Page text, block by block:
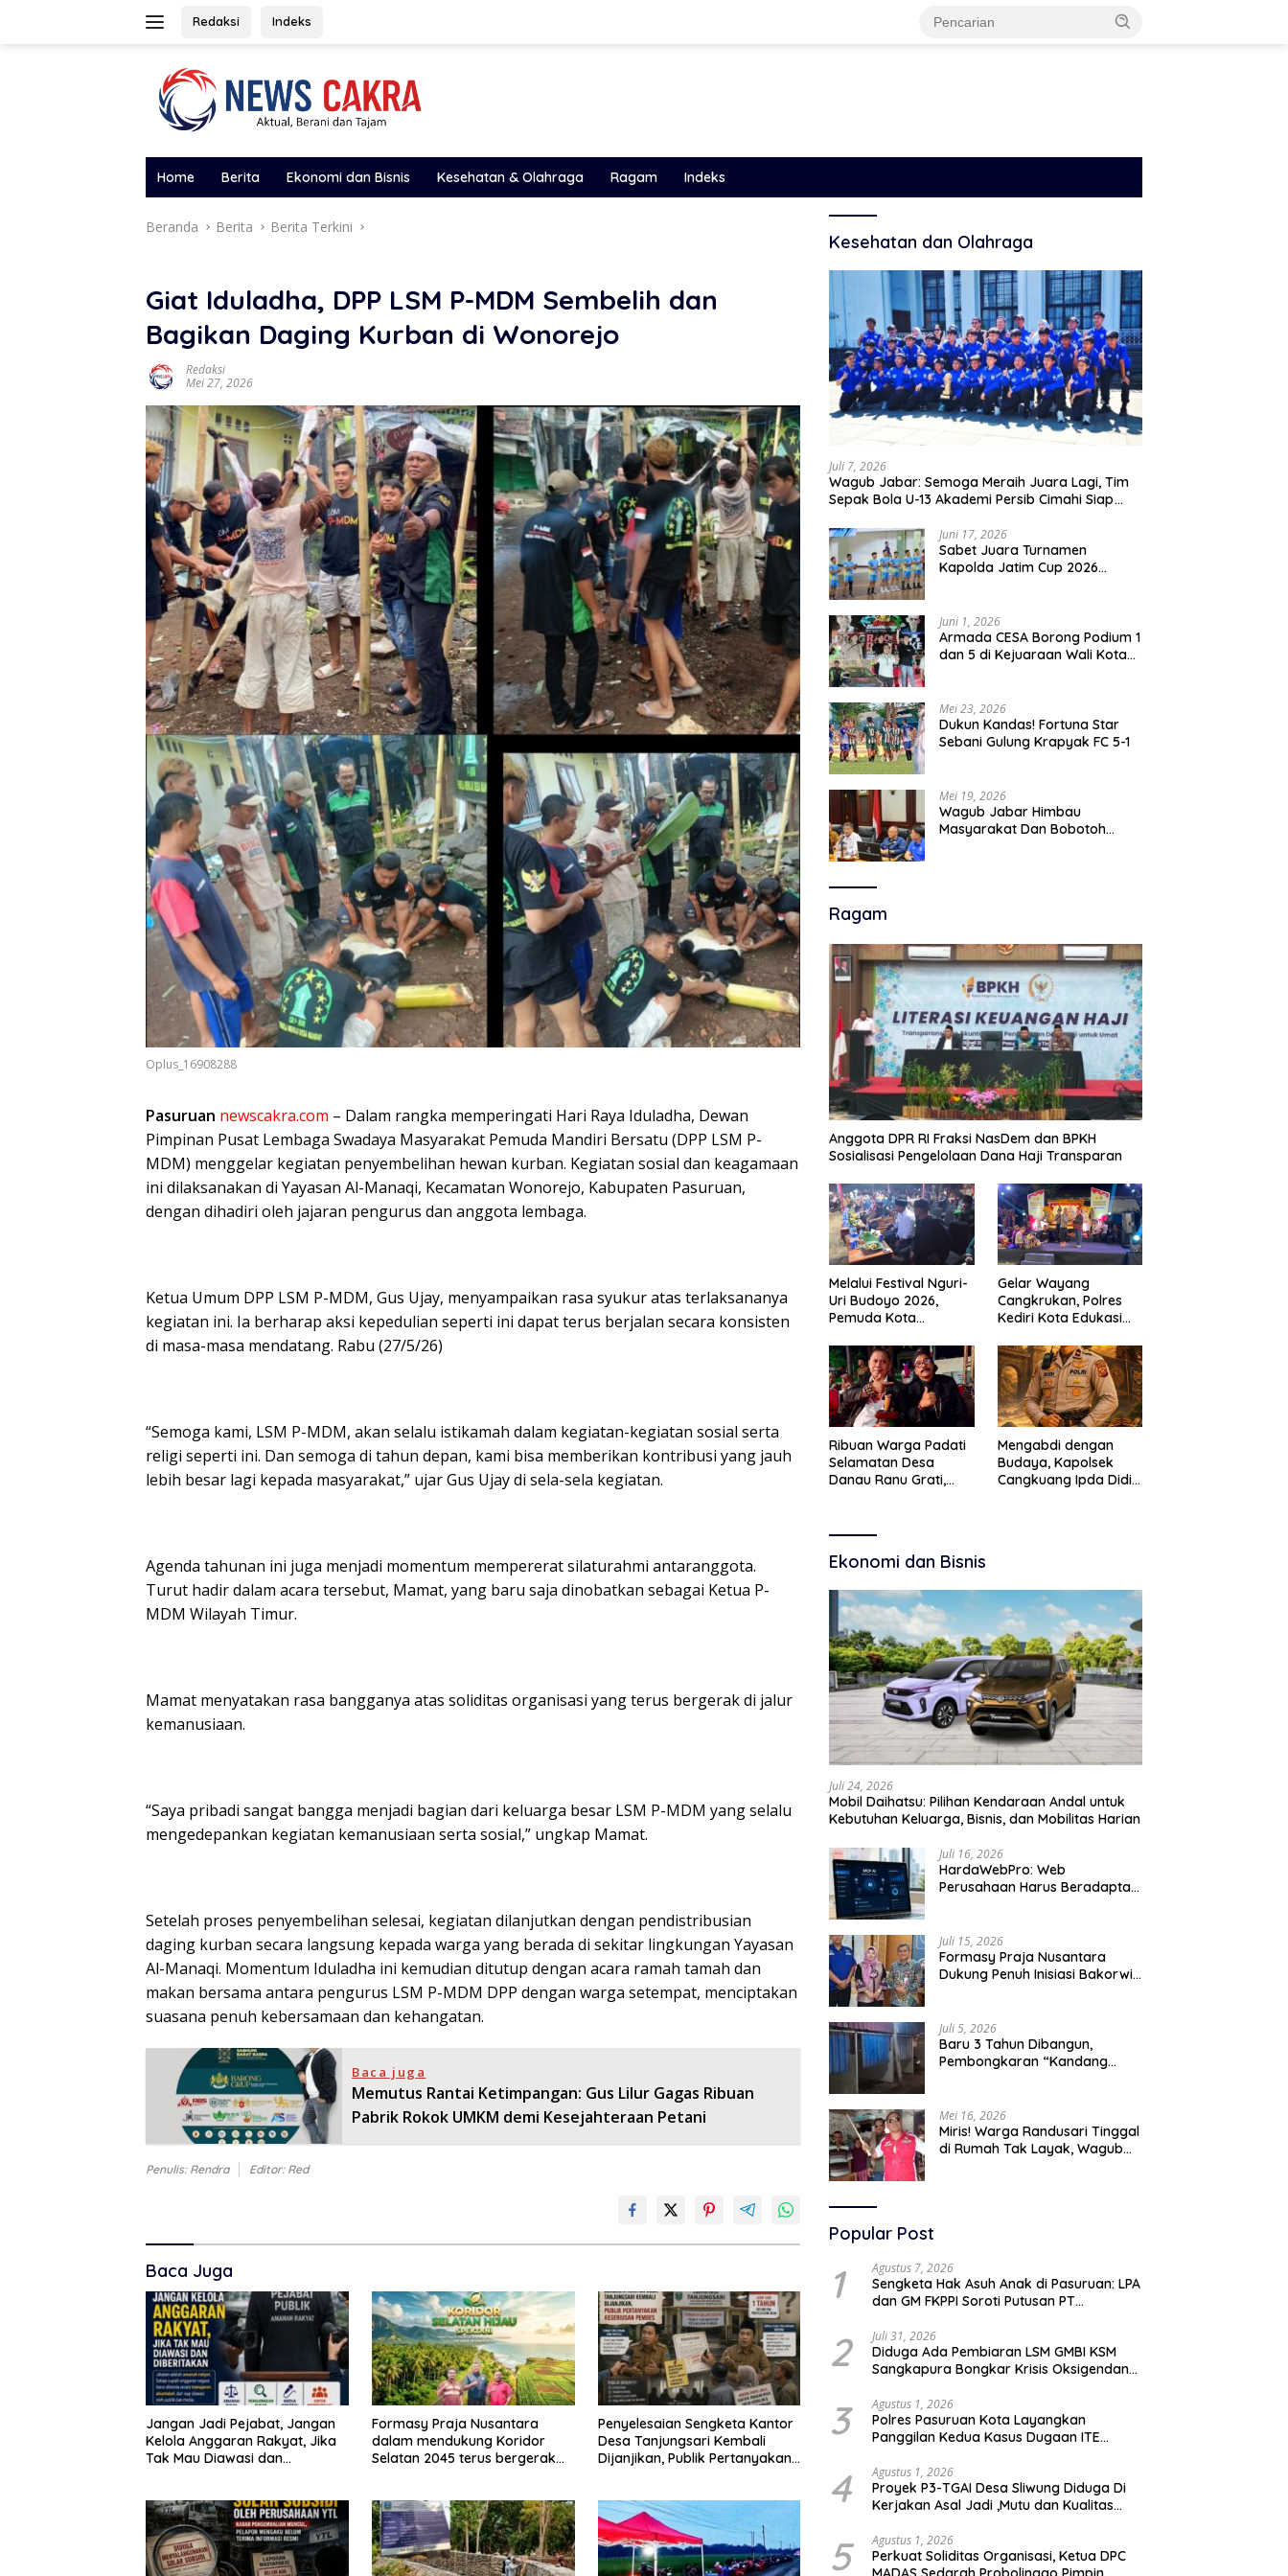
Redaksi Indeks
Home Berita Ekonomi dan Bisnis Kesehatan & Olahraga Ragam Indeks
Beranda Berita Berita Terkini
Giat Iduladha, DPP LSM P-MDM Sembelih dan
Bagikan Daging Kurban di Wonorejo
Redaksi
Mei 27, 2026
Oplus_16908288
Pasuruan newscakra.com – Dalam rangka memperingati Hari Raya Iduladha, Dewan
Pimpinan Pusat Lembaga Swadaya Masyarakat Pemuda Mandiri Bersatu (DPP LSM P-
MDM) menggelar kegiatan penyembelihan hewan kurban. Kegiatan sosial dan keagamaan
ini dilaksanakan di Yayasan Al-Manaqi, Kecamatan Wonorejo, Kabupaten Pasuruan,
dengan dihadiri oleh jajaran pengurus dan anggota lembaga.
Ketua Umum DPP LSM P-MDM, Gus Ujay, menyampaikan rasa syukur atas terlaksananya
kegiatan ini. Ia berharap aksi kepedulian seperti ini dapat terus berjalan secara konsisten
di masa-masa mendatang. Rabu (27/5/26)
“Semoga kami, LSM P-MDM, akan selalu istikamah dalam kegiatan-kegiatan sosial serta
religi seperti ini. Dan semoga di tahun depan, kami bisa memberikan kontribusi yang jauh
lebih besar lagi kepada masyarakat,” ujar Gus Ujay di sela-sela kegiatan.
Agenda tahunan ini juga menjadi momentum mempererat silaturahmi antaranggota.
Turut hadir dalam acara tersebut, Mamat, yang baru saja dinobatkan sebagai Ketua P-
MDM Wilayah Timur.
Mamat menyatakan rasa bangganya atas soliditas organisasi yang terus bergerak di jalur
kemanusiaan.
“Saya pribadi sangat bangga menjadi bagian dari keluarga besar LSM P-MDM yang selalu
mengedepankan kegiatan kemanusiaan serta sosial,” ungkap Mamat.
Setelah proses penyembelihan selesai, kegiatan dilanjutkan dengan pendistribusian
daging kurban secara langsung kepada warga yang berada di sekitar lingkungan Yayasan
Al-Manaqi. Momentum Iduladha ini kemudian ditutup dengan acara ramah tamah dan
makan bersama antara pengurus LSM P-MDM DPP dengan warga setempat, menciptakan
suasana penuh kebersamaan dan kehangatan.
Baca juga
​Memutus Rantai Ketimpangan: Gus Lilur Gagas Ribuan
Pabrik Rokok UMKM demi Kesejahteraan Petani
Penulis: Rendra Editor: Red
Baca Juga
Jangan Jadi Pejabat, Jangan
Kelola Anggaran Rakyat, Jika
Tak Mau Diawasi dan
Formasy Praja Nusantara
dalam mendukung Koridor
Selatan 2045 terus bergerak
SPEKTANI
Penyelesaian Sengketa Kantor
Desa Tanjungsari Kembali
Dijanjikan, Publik Pertanyakan
Kesehatan dan Olahraga
Juli 7, 2026
Wagub Jabar: Semoga Meraih Juara Lagi, Tim
Sepak Bola U-13 Akademi Persib Cimahi Siap
Juni 17, 2026
Sabet Juara Turnamen
Kapolda Jatim Cup 2026
Membanggakan
Juni 1, 2026
Armada CESA Borong Podium 1
dan 5 di Kejuaraan Wali Kota
Mei 23, 2026
Dukun Kandas! Fortuna Star
Sebani Gulung Krapyak FC 5-1
Mei 19, 2026
Wagub Jabar Himbau
Masyarakat Dan Bobotoh
Ragam
Anggota DPR RI Fraksi NasDem dan BPKH
Sosialisasi Pengelolaan Dana Haji Transparan
Melalui Festival Nguri-
Uri Budoyo 2026,
Pemuda Kota
Karakter Kebudayaan
dan Bebas Narkoba
Gelar Wayang
Cangkrukan, Polres
Kediri Kota Edukasi
Seni Budaya
Ribuan Warga Padati
Selamatan Desa
Danau Ranu Grati,
Pemkab
Mengabdi dengan
Budaya, Kapolsek
Cangkuang Ipda Didi
Ekonomi dan Bisnis
Juli 24, 2026
Mobil Daihatsu: Pilihan Kendaraan Andal untuk
Kebutuhan Keluarga, Bisnis, dan Mobilitas Harian
Juli 16, 2026
HardaWebPro: Web
Perusahaan Harus Beradaptasi
Operasional
Juli 15, 2026
Formasy Praja Nusantara
Dukung Penuh Inisiasi Bakorwil
Juli 5, 2026
Baru 3 Tahun Dibangun,
Pembongkaran “Kandang
Mei 16, 2026
Miris! Warga Randusari Tinggal
di Rumah Tak Layak, Wagub
Popular Post
1 Agustus 7, 2026
Sengketa Hak Asuh Anak di Pasuruan: LPA
dan GM FKPPI Soroti Putusan PT
Mahkamah Agung
2 Juli 31, 2026
Diduga Ada Pembiaran LSM GMBI KSM
Sangkapura Bongkar Krisis Oksigendan
3 Agustus 1, 2026
Polres Pasuruan Kota Layangkan
Panggilan Kedua Kasus Dugaan ITE
4 Agustus 1, 2026
Proyek P3-TGAI Desa Sliwung Diduga Di
Kerjakan Asal Jadi ,Mutu dan Kualitas
5 Agustus 1, 2026
Perkuat Soliditas Organisasi, Ketua DPC